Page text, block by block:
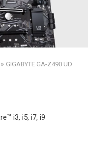
» GIGABYTE GA-Z490 UD
i3, i5, i7, i9